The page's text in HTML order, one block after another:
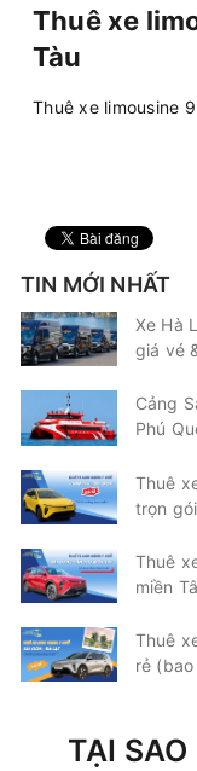
Thuê xe
Tàu
Thuê xe limousine
TIN MỚI NHẤT
Xe Hà
giá vé
Cảng
Phú
Thuê
trọn
Thuê
miền
Thuê
rẻ
TẠI